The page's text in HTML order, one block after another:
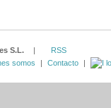
S.L.
RSS
somos Contacto